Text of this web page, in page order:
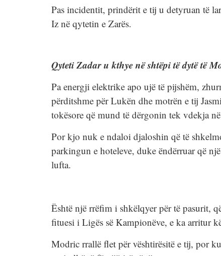
Pas incidentit, prindërit e tij u detyruan të
Iz në qytetin e Zarës.
Qyteti Zadar u kthye në shtëpi të dytë të
Pa energji elektrike apo ujë të pijshëm,
përditshme për Lukën dhe motrën e tij
tokësore që mund të dërgonin tek vdekja
Por kjo nuk e ndaloi djaloshin që të
parkingun e hoteleve, duke ëndërruar që
lufta.
Është një rrëfim i shkëlqyer për të pasurit,
fituesi i Ligës së Kampionëve, e ka arritur
Modric rrallë flet për vështirësitë e tij, por